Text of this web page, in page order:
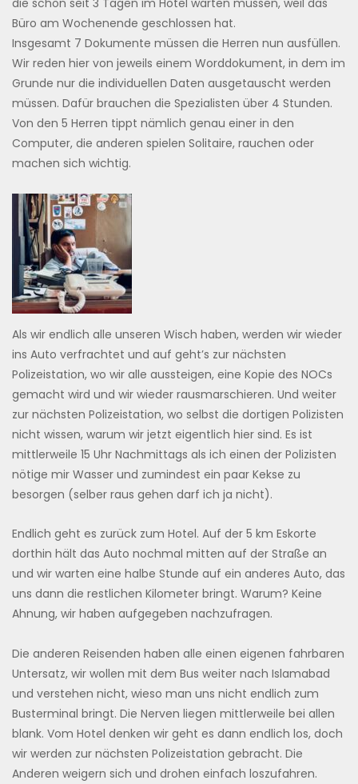
die schon seit 3 Tagen im Hotel warten müssen, weil das
Büro am Wochenende geschlossen hat.
Insgesamt 7 Dokumente müssen die Herren nun ausfüllen.
Wir reden hier von jeweils einem Worddokument, in dem im
Grunde nur die individuellen Daten ausgetauscht werden
müssen. Dafür brauchen die Spezialisten über 4 Stunden.
Von den 5 Herren tippt nämlich genau einer in den
Computer, die anderen spielen Solitaire, rauchen oder
machen sich wichtig.
Als wir endlich alle unseren Wisch haben, werden wir wieder
ins Auto verfrachtet und auf geht’s zur nächsten
Polizeistation, wo wir alle aussteigen, eine Kopie des NOCs
gemacht wird und wir wieder rausmarschieren. Und weiter
zur nächsten Polizeistation, wo selbst die dortigen Polizisten
nicht wissen, warum wir jetzt eigentlich hier sind. Es ist
mittlerweile 15 Uhr Nachmittags als ich einen der Polizisten
nötige mir Wasser und zumindest ein paar Kekse zu
besorgen (selber raus gehen darf ich ja nicht).
Endlich geht es zurück zum Hotel. Auf der 5 km Eskorte
dorthin hält das Auto nochmal mitten auf der Straße an
und wir warten eine halbe Stunde auf ein anderes Auto, das
uns dann die restlichen Kilometer bringt. Warum? Keine
Ahnung, wir haben aufgegeben nachzufragen.
Die anderen Reisenden haben alle einen eigenen fahrbaren
Untersatz, wir wollen mit dem Bus weiter nach Islamabad
und verstehen nicht, wieso man uns nicht endlich zum
Busterminal bringt. Die Nerven liegen mittlerweile bei allen
blank. Vom Hotel denken wir geht es dann endlich los, doch
wir werden zur nächsten Polizeistation gebracht. Die
Anderen weigern sich und drohen einfach loszufahren.